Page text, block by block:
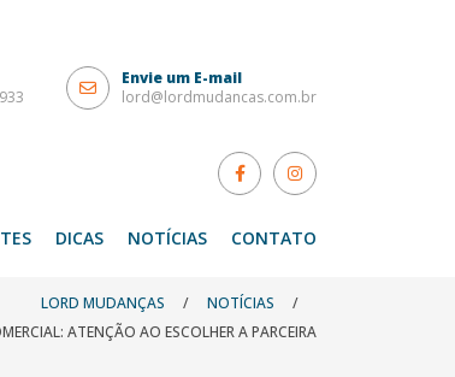
Envie um E-mail
lord@lordmudancas.com.br
DICAS NOTÍCIAS CONTATO
LORD MUDANÇAS / NOTÍCIAS
/
ATENÇÃO AO ESCOLHER A PARCEIRA